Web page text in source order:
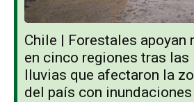
Chile | Forestales apoyan
en cinco regiones tras las
lluvias que afectaron la
del país con inundaciones